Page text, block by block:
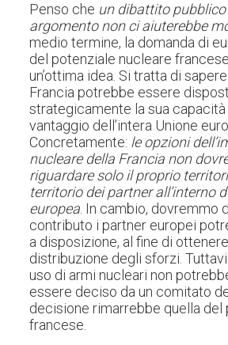
Penso che un dibattito
argomento non ci aiuterebbe
medio termine, la domanda di
del potenziale nucleare
un’ottima idea. Si tratta di
Francia potrebbe essere
strategicamente la sua capacità
vantaggio dell’intera Unione
Concretamente: le opzioni
nucleare della Francia non
riguardare solo il proprio
territorio dei partner all’interno
europea . In cambio, dovremmo
contributo i partner europei
a disposizione, al fine di ottenere
distribuzione degli sforzi.
uso di armi nucleari non
essere deciso da un comitato
decisione rimarrebbe quella del
francese.